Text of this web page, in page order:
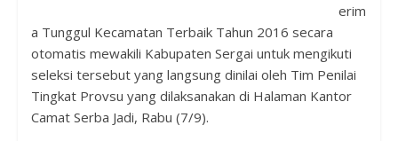
erim
a Tunggul Kecamatan Terbaik Tahun 2016 secara
otomatis mewakili Kabupaten Sergai untuk mengikuti
seleksi tersebut yang langsung dinilai oleh Tim Penilai
Tingkat Provsu yang dilaksanakan di Halaman Kantor
Camat Serba Jadi, Rabu (7/9).